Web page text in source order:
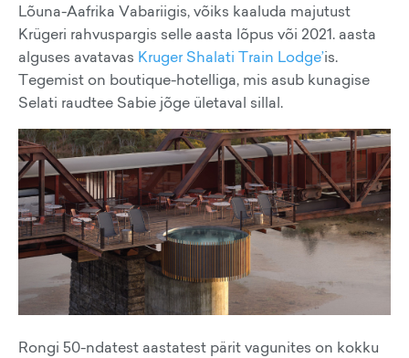
Lõuna-Aafrika Vabariigis, võiks kaaluda majutust
Krügeri rahvuspargis selle aasta lõpus või 2021. aasta
alguses avatavas Kruger Shalati Train Lodge’is.
Tegemist on boutique-hotelliga, mis asub kunagise
Selati raudtee Sabie jõge ületaval sillal.
Rongi 50-ndatest aastatest pärit vagunites on kokku